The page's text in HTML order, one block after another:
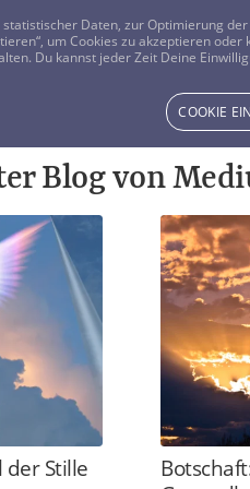
Blog von
der Stille
Daten, zur Optimierung
um Cookies zu akzeptieren
Du kannst jeder Zeit Deine
COOKIE